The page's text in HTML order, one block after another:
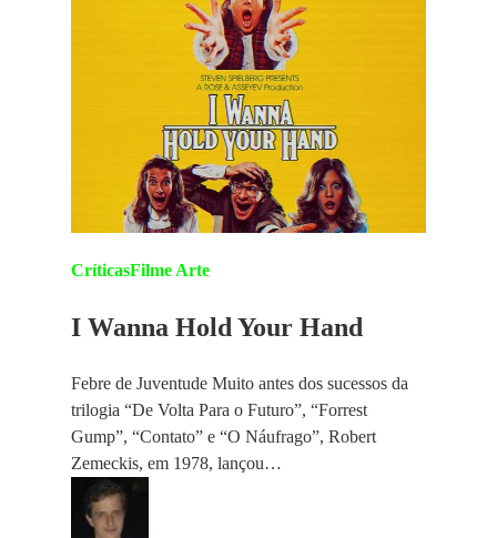
CríticasFilme Arte
I Wanna Hold Your Hand
Febre de Juventude Muito antes dos sucessos da
trilogia “De Volta Para o Futuro”, “Forrest
Gump”, “Contato” e “O Náufrago”, Robert
Zemeckis, em 1978, lançou…